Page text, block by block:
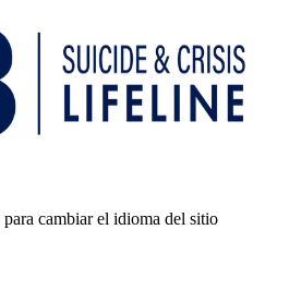
cambiar el idioma del sitio